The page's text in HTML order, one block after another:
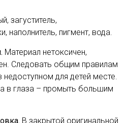
загуститель,
наполнитель, пигмент, вода.
Материал нетоксичен,
Следовать общим правилам
недоступном для детей месте.
в глаза – промыть большим
В закрытой оригинальной